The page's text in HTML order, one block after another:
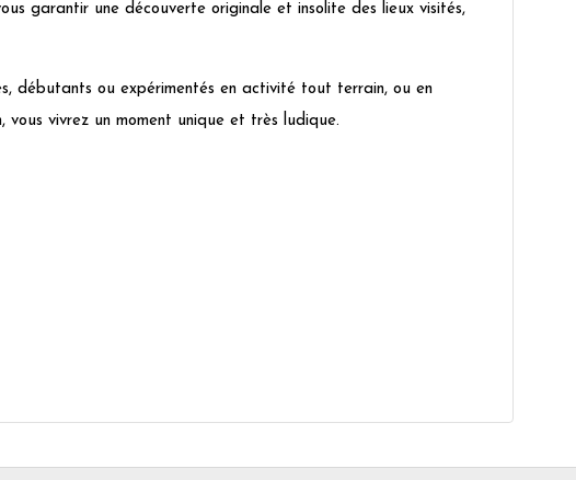
garantir une découverte originale et insolite des lieux visités,
débutants ou expérimentés en activité tout terrain, ou en
vivrez un moment unique et très ludique.